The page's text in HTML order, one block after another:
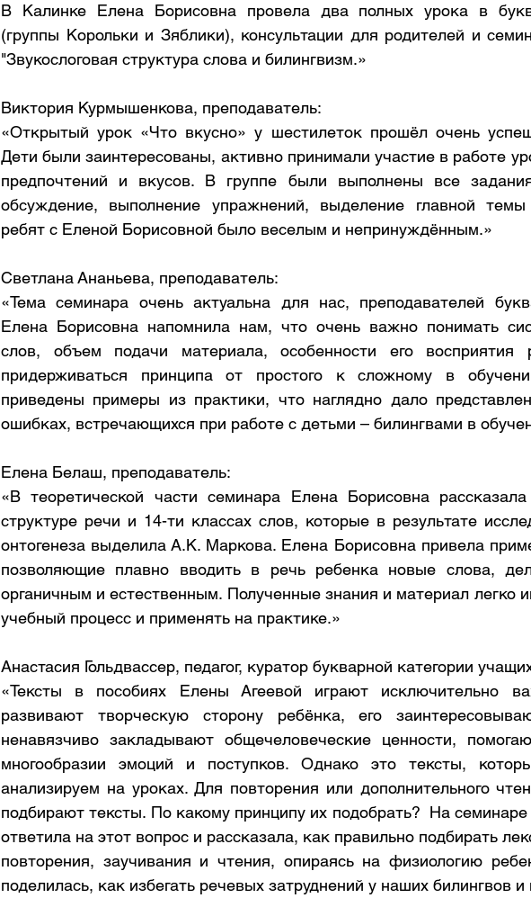
В Калинке Елена Борисовна провела два полных урока в
(группы Корольки и Зяблики), консультации для родителей и
"Звукослоговая структура слова и билингвизм.»
Виктория Курмышенкова, преподаватель:
«Открытый урок «Что вкусно» у шестилеток прошёл очень
Дети были заинтересованы, активно принимали участие в работе
предпочтений и вкусов. В группе были выполнены все
обсуждение, выполнение упражнений, выделение главной
ребят с Еленой Борисовной было веселым и непринуждённым.»
Светлана Ананьева, преподаватель:
«Тема семинара очень актуальна для нас, преподавателей
Елена Борисовна напомнила нам, что очень важно понимать
слов, объем подачи материала, особенности его восприятия
придерживаться принципа от простого к сложному в
приведены примеры из практики, что наглядно дало
ошибках, встречающихся при работе с детьми – билингвами в
Елена Белаш, преподаватель:
«В теоретической части семинара Елена Борисовна рассказала
структуре речи и 14-ти классах слов, которые в результате
онтогенеза выделила А.К. Маркова. Елена Борисовна привела
позволяющие плавно вводить в речь ребенка новые слова,
органичным и естественным. Полученные знания и материал легко
учебный процесс и применять на практике.»
Анастасия Гольдвассер, педагог, куратор букварной категории
«Тексты в пособиях Елены Агеевой играют исключительно
развивают творческую сторону ребёнка, его
ненавязчиво закладывают общечеловеческие ценности,
многообразии эмоций и поступков. Однако это тексты,
анализируем на уроках. Для повторения или дополнительного
подбирают тексты. По какому принципу их подобрать?  На
ответила на этот вопрос и рассказала, как правильно подбирать
повторения, заучивания и чтения, опираясь на физиологию
поделилась, как избегать речевых затруднений у наших билингвов и